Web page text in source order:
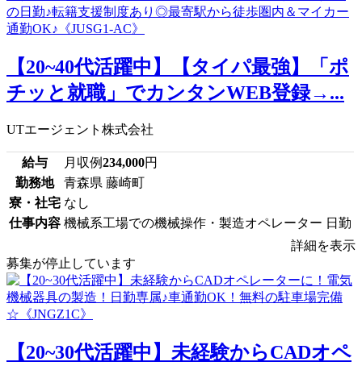
【20~40代活躍中】【タイパ最強】「ポ
チッと就職」でカンタンWEB登録→...
UTエージェント株式会社
給与 月収例234,000円
勤務地
青森県 藤崎町
寮・社宅 なし
仕事内容 機械系工場での機械操作・製造オペレーター 日勤
詳細を表示
募集が停止しています
【20~30代活躍中】未経験からCADオペ